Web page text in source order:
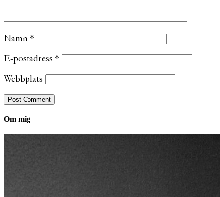
Namn *
E-postadress *
Webbplats
Om mig